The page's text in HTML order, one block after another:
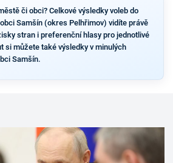
či obci? Celkové výsledky voleb do
Samšín (okres Pelhřimov) vidíte právě
stran i preferenční hlasy pro jednotlivé
si můžete také výsledky v minulých
Samšín.